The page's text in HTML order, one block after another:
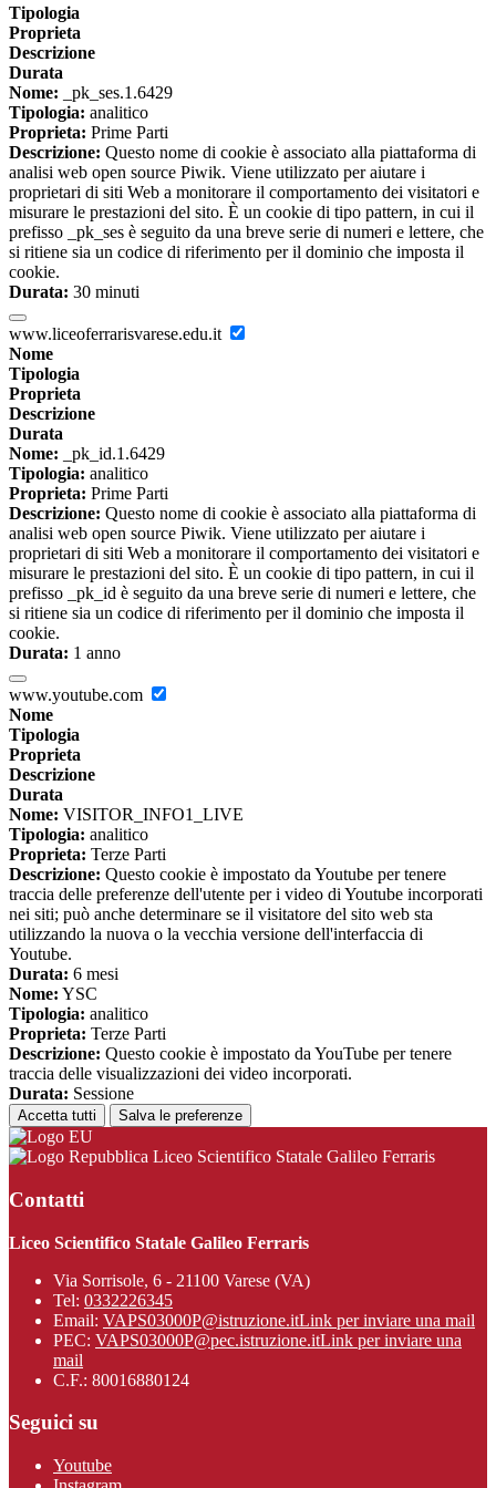
Tipologia
Proprieta
Descrizione
Durata
Nome: _pk_ses.1.6429
Tipologia: analitico
Proprieta: Prime Parti
Descrizione: Questo nome di cookie è associato alla piattaforma di
analisi web open source Piwik. Viene utilizzato per aiutare i
proprietari di siti Web a monitorare il comportamento dei visitatori e
misurare le prestazioni del sito. È un cookie di tipo pattern, in cui il
prefisso _pk_ses è seguito da una breve serie di numeri e lettere, che
si ritiene sia un codice di riferimento per il dominio che imposta il
cookie.
Durata: 30 minuti
www.liceoferrarisvarese.edu.it
Nome
Tipologia
Proprieta
Descrizione
Durata
Nome: _pk_id.1.6429
Tipologia: analitico
Proprieta: Prime Parti
Descrizione: Questo nome di cookie è associato alla piattaforma di
analisi web open source Piwik. Viene utilizzato per aiutare i
proprietari di siti Web a monitorare il comportamento dei visitatori e
misurare le prestazioni del sito. È un cookie di tipo pattern, in cui il
prefisso _pk_id è seguito da una breve serie di numeri e lettere, che
si ritiene sia un codice di riferimento per il dominio che imposta il
cookie.
Durata: 1 anno
www.youtube.com
Nome
Tipologia
Proprieta
Descrizione
Durata
Nome: VISITOR_INFO1_LIVE
Tipologia: analitico
Proprieta: Terze Parti
Descrizione: Questo cookie è impostato da Youtube per tenere
traccia delle preferenze dell'utente per i video di Youtube incorporati
nei siti; può anche determinare se il visitatore del sito web sta
utilizzando la nuova o la vecchia versione dell'interfaccia di
Youtube.
Durata: 6 mesi
Nome: YSC
Tipologia: analitico
Proprieta: Terze Parti
Descrizione: Questo cookie è impostato da YouTube per tenere
traccia delle visualizzazioni dei video incorporati.
Durata: Sessione
Accetta tutti Salva le preferenze
Liceo Scientifico Statale Galileo Ferraris
Contatti
Liceo Scientifico Statale Galileo Ferraris
Via Sorrisole, 6 - 21100 Varese (VA)
Tel: 0332226345
Email: VAPS03000P@istruzione.itLink per inviare una mail
PEC: VAPS03000P@pec.istruzione.itLink per inviare una
mail
C.F.: 80016880124
Seguici su
Youtube